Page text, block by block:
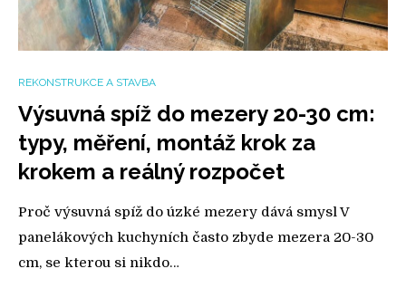
REKONSTRUKCE A STAVBA
Výsuvná spíž do mezery 20-30 cm:
typy, měření, montáž krok za
krokem a reálný rozpočet
Proč výsuvná spíž do úzké mezery dává smysl V
panelákových kuchyních často zbyde mezera 20-30
cm, se kterou si nikdo…